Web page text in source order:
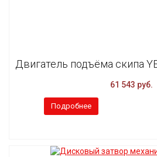
Двигатель подъёма скипа
61 543 руб.
Подробнее